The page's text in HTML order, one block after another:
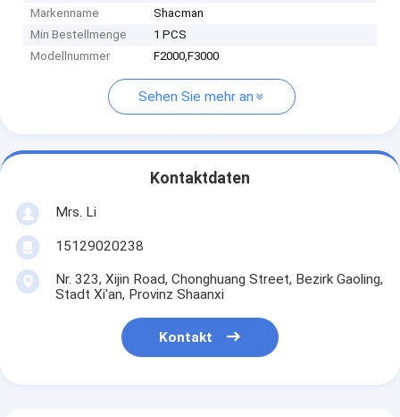
Markenname
Shacman
Min Bestellmenge
1 PCS
Modellnummer
F2000,F3000
Sehen Sie mehr an
Kontaktdaten
Mrs. Li
15129020238
Nr. 323, Xijin Road, Chonghuang Street, Bezirk Gaoling,
Stadt Xi'an, Provinz Shaanxi
Kontakt